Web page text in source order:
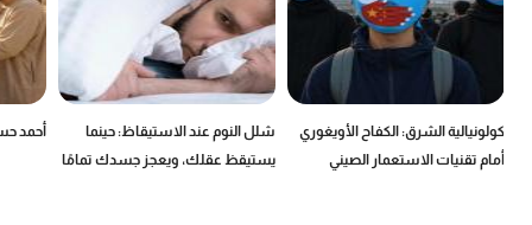
كولونيالية الشرق: الكفاح الأويغوري
أمام تقنيات الاستعمار الصيني
شلل النوم عند الاستيقاظ: حينما
يستيقظ عقلك، ويعجز جسدك تمامًا
أحمد